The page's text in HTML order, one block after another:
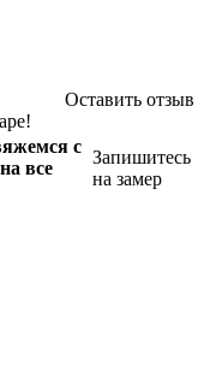
Оставить отзыв
с
все
Запишитесь
на замер